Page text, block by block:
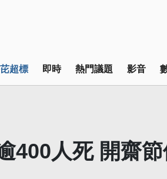
超標 即時 熱門議題 影音
400人死 開齋